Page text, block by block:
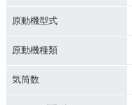
原動機型式
原動機種類
気筒数